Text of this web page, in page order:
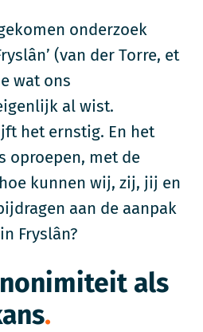
onderzoek
(van der Torre, et
wat ons
al wist.
het ernstig. En het
oproepen, met de
kunnen wij, zij, jij en
aan de aanpak
Fryslân?
als